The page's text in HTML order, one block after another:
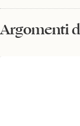
Argomenti